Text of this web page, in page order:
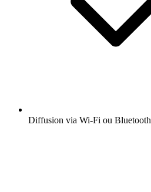
Diffusion via Wi-Fi ou Bluetooth